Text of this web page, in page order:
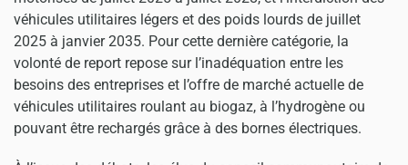
véhicules utilitaires légers et des poids lourds de juillet
2025 à janvier 2035. Pour cette dernière catégorie, la
volonté de report repose sur l’inadéquation entre les
besoins des entreprises et l’offre de marché actuelle de
véhicules utilitaires roulant au biogaz, à l’hydrogène ou
pouvant être rechargés grâce à des bornes électriques.